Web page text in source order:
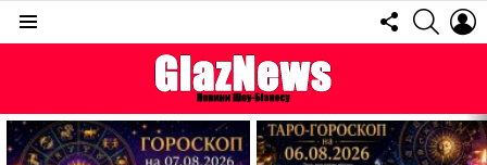
FOLLOW
US
ОСТАННІ
СТАТТІ